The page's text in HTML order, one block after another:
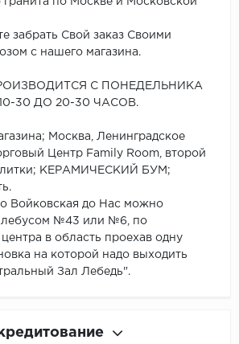
забрать Свой заказ Своими
с нашего магазина.
С ПОНЕДЕЛЬНИКА
30 ДО 20-30 ЧАСОВ.
Москва, Ленинградское
Центр Family Room, второй
КЕРАМИЧЕСКИЙ БУМ;
Войковская до Нас можно
№43 или №6, по
в область проехав одну
на которой надо выходить
Зал Лебедь".